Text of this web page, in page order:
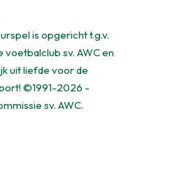
is opgericht t.g.v.
voetbalclub sv. AWC en
uit liefde voor de
©1991-2026 -
sv. AWC.